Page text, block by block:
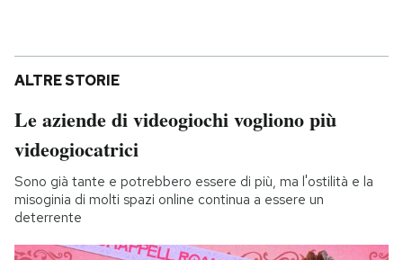
ALTRE STORIE
Le aziende di videogiochi vogliono più
videogiocatrici
Sono già tante e potrebbero essere di più, ma l'ostilità e la
misoginia di molti spazi online continua a essere un
deterrente